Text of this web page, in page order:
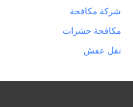
شركة مكافحة
مكافحة حشرات
نقل عفش